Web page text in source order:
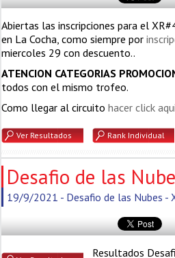
Abiertas las inscripciones para el
en La Cocha, como siempre por
miercoles 29 con descuento..
ATENCION CATEGORIAS
todos con el mismo trofeo.
Como llegar al circuitohacer click aqui
Ver Resultados Rank Individual
Desafio de las
19/9/2021 - Desafio de las Nubes -
Resultados